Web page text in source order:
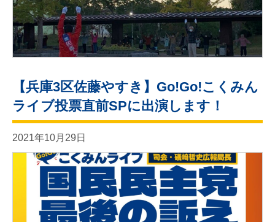
【兵庫3区佐藤やすき】Go!Go!こくみん
ライブ投票直前SPに出演します！
2021年10月29日